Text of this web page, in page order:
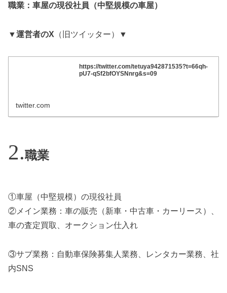
職業：車屋の現役社員（中堅規模の車屋）
▼運営者のX （旧ツイッター）▼
https://twitter.com/tetuya942871535?t=66qh-
pU7-qSf2bfOYSNnrg&s=09
twitter.com
職業
①車屋（中堅規模）の現役社員
②メイン業務：車の販売（新車・中古車・カーリース）、
車の査定買取、オークション仕入れ
③サブ業務：自動車保険募集人業務、レンタカー業務、社
内SNS